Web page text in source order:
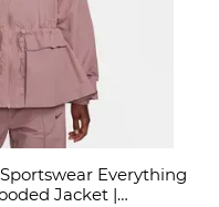
Everything
Jacket |